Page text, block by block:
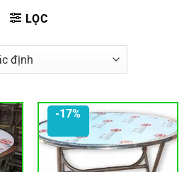
LỌC
-17%